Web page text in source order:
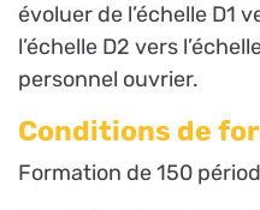
évoluer de l’échelle D1
l’échelle D2 vers
personnel ouvrier.
Conditions de
Formation de 150